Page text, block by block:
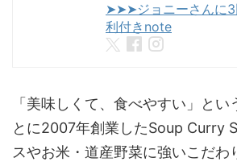
➤➤➤ジョニーさんに3
利付きnote
「美味しくて、食べやすい」とい
とに2007年創業したSoup Curry
スやお米・道産野菜に強いこだわ